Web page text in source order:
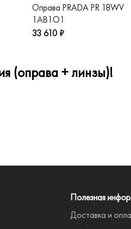
Оправа PRADA PR 18WV
1AB1O1
33 610 ₽
(оправа + линзы)!
Полезная
Доставка и